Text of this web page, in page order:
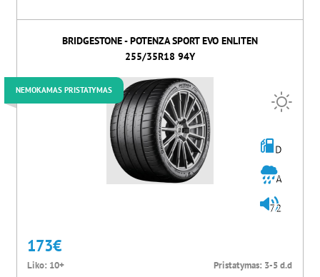
BRIDGESTONE - POTENZA SPORT EVO ENLITEN
255/35R18 94Y
NEMOKAMAS PRISTATYMAS
D
A
72
173€
Liko: 10+ Pristatymas: 3-5 d.d